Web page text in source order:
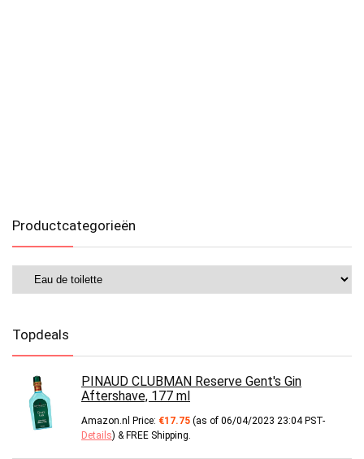
Productcategorieën
Topdeals
PINAUD CLUBMAN Reserve Gent's Gin
Aftershave, 177 ml
Amazon.nl Price: €17.75 (as of 06/04/2023 23:04 PST-
Details) & FREE Shipping